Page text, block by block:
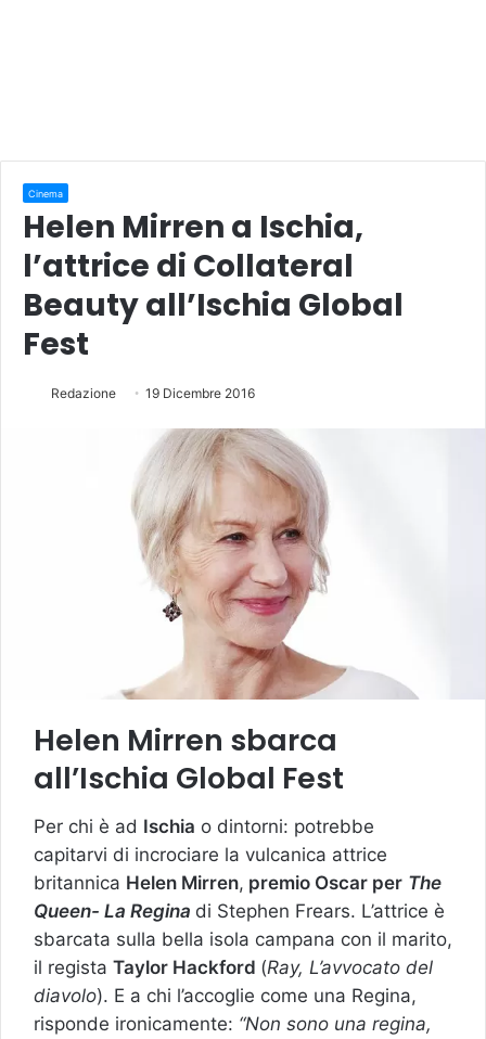
Cinema
Helen Mirren a Ischia,
l’attrice di Collateral
Beauty all’Ischia Global
Fest
Redazione 19 Dicembre 2016
Helen Mirren sbarca
all’Ischia Global Fest
Per chi è ad Ischia o dintorni: potrebbe
capitarvi di incrociare la vulcanica attrice
britannica Helen Mirren, premio Oscar per The
Queen- La Regina di Stephen Frears. L’attrice è
sbarcata sulla bella isola campana con il marito,
il regista Taylor Hackford (Ray, L’avvocato del
diavolo). E a chi l’accoglie come una Regina,
risponde ironicamente: “Non sono una regina,